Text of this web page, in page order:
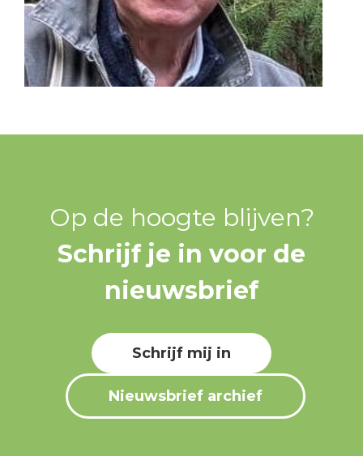
Op de hoogte blijven?
Schrijf je in voor de
nieuwsbrief
Schrijf mij in
Nieuwsbrief archief